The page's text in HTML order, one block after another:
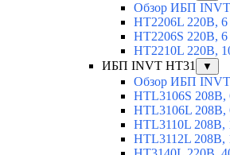
Обзор ИБП
HT2206L 220В,
HT2206S 220В,
HT2210L 220В,
ИБП INVT HT31
▼
Обзор ИБП
HTL3106S
HTL3106L
HTL3110L 208В,
HTL3112L 208В,